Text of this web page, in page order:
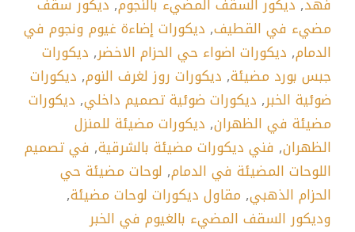
مضيء في القطيف, ديكورات إضاءة غيوم ونجوم في
الدمام, ديكورات اضواء حي الحزام الاخضر, ديكورات
جبس بورد مضيئة, ديكورات روز لغرف النوم, ديكورات
ضوئية الخبر, ديكورات ضوئية تصميم داخلي, ديكورات
مضيئة في الظهران, ديكورات مضيئة للمنزل
الظهران, فني ديكورات مضيئة بالشرقية, في تصميم
اللوحات المضيئة في الدمام, لوحات مضيئة حي
الحزام الذهبي, مقاول ديكورات لوحات مضيئة,
وديكور السقف المضيء بالغيوم في الخبر